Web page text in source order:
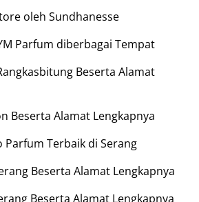
oleh Sundhanesse
Parfum diberbagai Tempat
Beserta Alamat
Beserta Alamat Lengkapnya
Parfum Terbaik di Serang
Beserta Alamat Lengkapnya
Beserta Alamat Lengkapnya